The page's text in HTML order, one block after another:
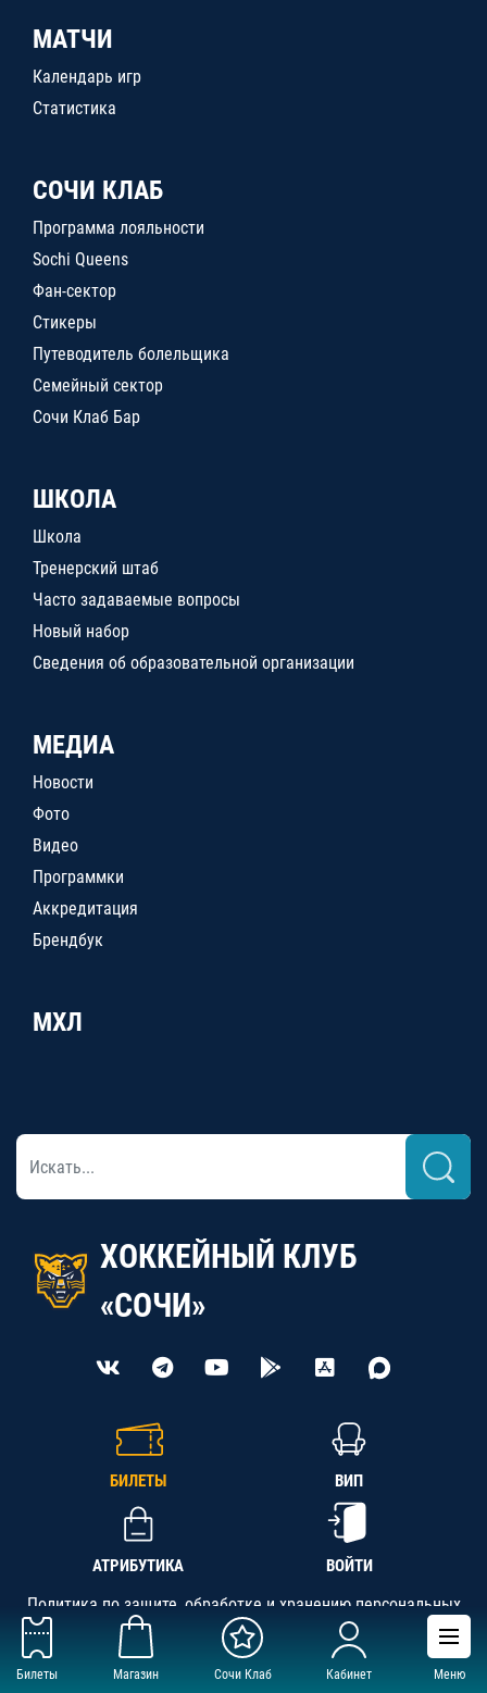
Билеты Магазин Сочи Клаб Кабинет Меню
МАТЧИ
Календарь игр
Статистика
СОЧИ КЛАБ
Программа лояльности
Sochi Queens
Фан-сектор
Стикеры
Путеводитель болельщика
Семейный сектор
Сочи Клаб Бар
ШКОЛА
Школа
Тренерский штаб
Часто задаваемые вопросы
Новый набор
Сведения об образовательной организации
МЕДИА
Новости
Фото
Видео
Программки
Аккредитация
Брендбук
МХЛ
ХОККЕЙНЫЙ КЛУБ
«СОЧИ»
БИЛЕТЫ ВИП
АТРИБУТИКА ВОЙТИ
Политика по защите, обработке и хранению персональных
данных
АНО «СК «Кубань-Регион», ОГРН 1142300002349,